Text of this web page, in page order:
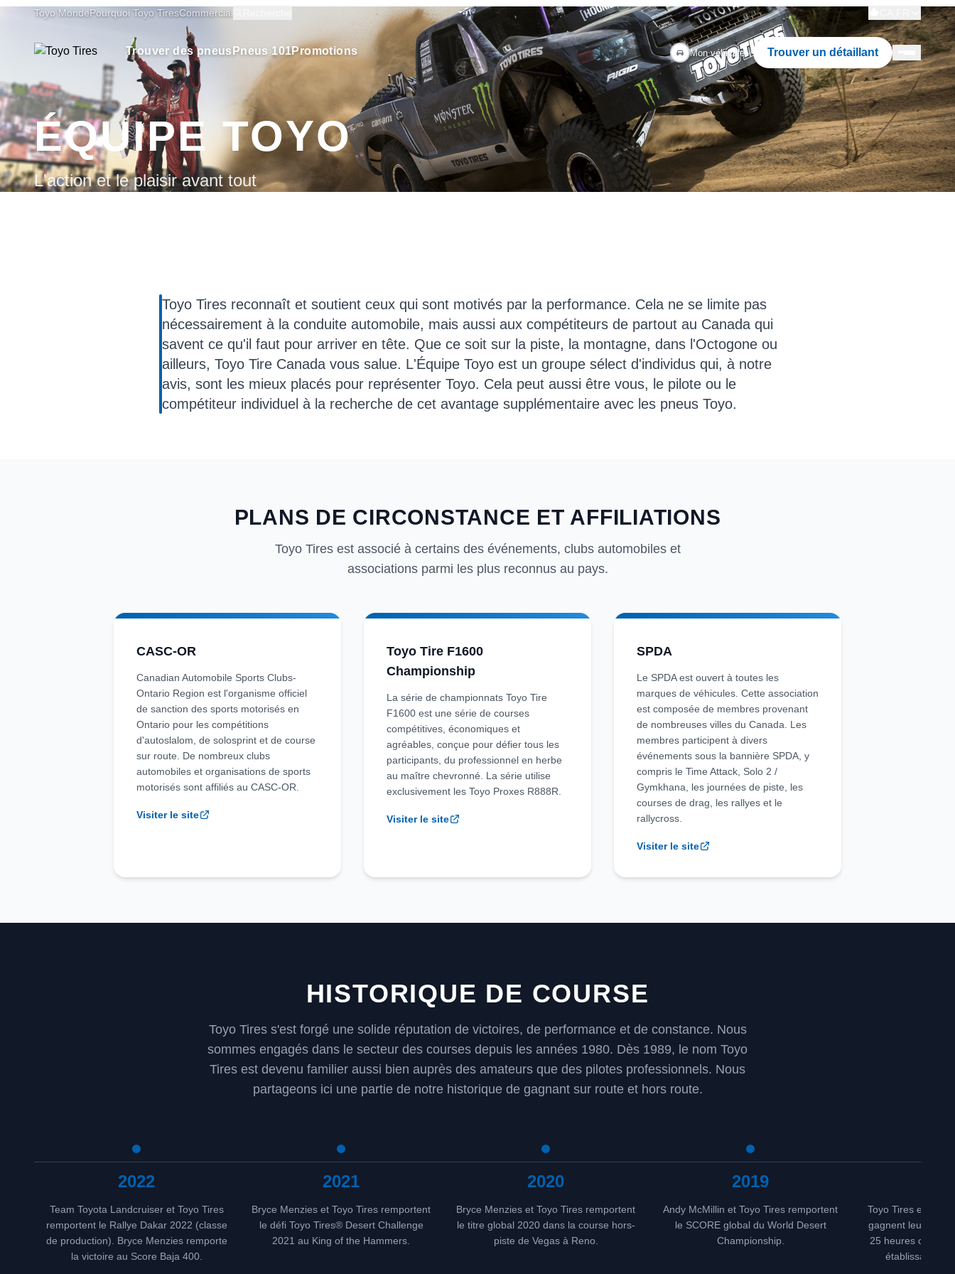
Toyo MondePourquoi Toyo TiresCommercial
Trouver des pneus Pneus 101Promotions Mon véhicule Trouver un détaillant
ÉQUIPE TOYO
L'action et le plaisir avant tout
Toyo Tires reconnaît et soutient ceux qui sont motivés par la performance. Cela ne se limite pas
nécessairement à la conduite automobile, mais aussi aux compétiteurs de partout au Canada qui
savent ce qu'il faut pour arriver en tête. Que ce soit sur la piste, la montagne, dans l'Octogone ou
ailleurs, Toyo Tire Canada vous salue. L'Équipe Toyo est un groupe sélect d'individus qui, à notre
avis, sont les mieux placés pour représenter Toyo. Cela peut aussi être vous, le pilote ou le
compétiteur individuel à la recherche de cet avantage supplémentaire avec les pneus Toyo.
PLANS DE CIRCONSTANCE ET AFFILIATIONS
Toyo Tires est associé à certains des événements, clubs automobiles et
associations parmi les plus reconnus au pays.
CASC-OR
Canadian Automobile Sports Clubs-
Ontario Region est l'organisme officiel
de sanction des sports motorisés en
Ontario pour les compétitions
d'autoslalom, de solosprint et de course
sur route. De nombreux clubs
automobiles et organisations de sports
motorisés sont affiliés au CASC-OR.
Visiter le site
Toyo Tire F1600
Championship
La série de championnats Toyo Tire
F1600 est une série de courses
compétitives, économiques et
agréables, conçue pour défier tous les
participants, du professionnel en herbe
au maître chevronné. La série utilise
exclusivement les Toyo Proxes R888R.
Visiter le site
SPDA
Le SPDA est ouvert à toutes les
marques de véhicules. Cette association
est composée de membres provenant
de nombreuses villes du Canada. Les
membres participent à divers
événements sous la bannière SPDA, y
compris le Time Attack, Solo 2 /
Gymkhana, les journées de piste, les
courses de drag, les rallyes et le
rallycross.
Visiter le site
HISTORIQUE DE COURSE
Toyo Tires s'est forgé une solide réputation de victoires, de performance et de constance. Nous
sommes engagés dans le secteur des courses depuis les années 1980. Dès 1989, le nom Toyo
Tires est devenu familier aussi bien auprès des amateurs que des pilotes professionnels. Nous
partageons ici une partie de notre historique de gagnant sur route et hors route.
2022
Team Toyota Landcruiser et Toyo Tires
remportent le Rallye Dakar 2022 (classe
de production). Bryce Menzies remporte
la victoire au Score Baja 400.
2021
Bryce Menzies et Toyo Tires remportent
le défi Toyo Tires® Desert Challenge
2021 au King of the Hammers.
2020
Bryce Menzies et Toyo Tires remportent
le titre global 2020 dans la course hors-
piste de Vegas à Reno.
2019
Andy McMillin et Toyo Tires remportent
le SCORE global du World Desert
Championship.
Toyo Tires et
gagnent leur
25 heures
établissant un